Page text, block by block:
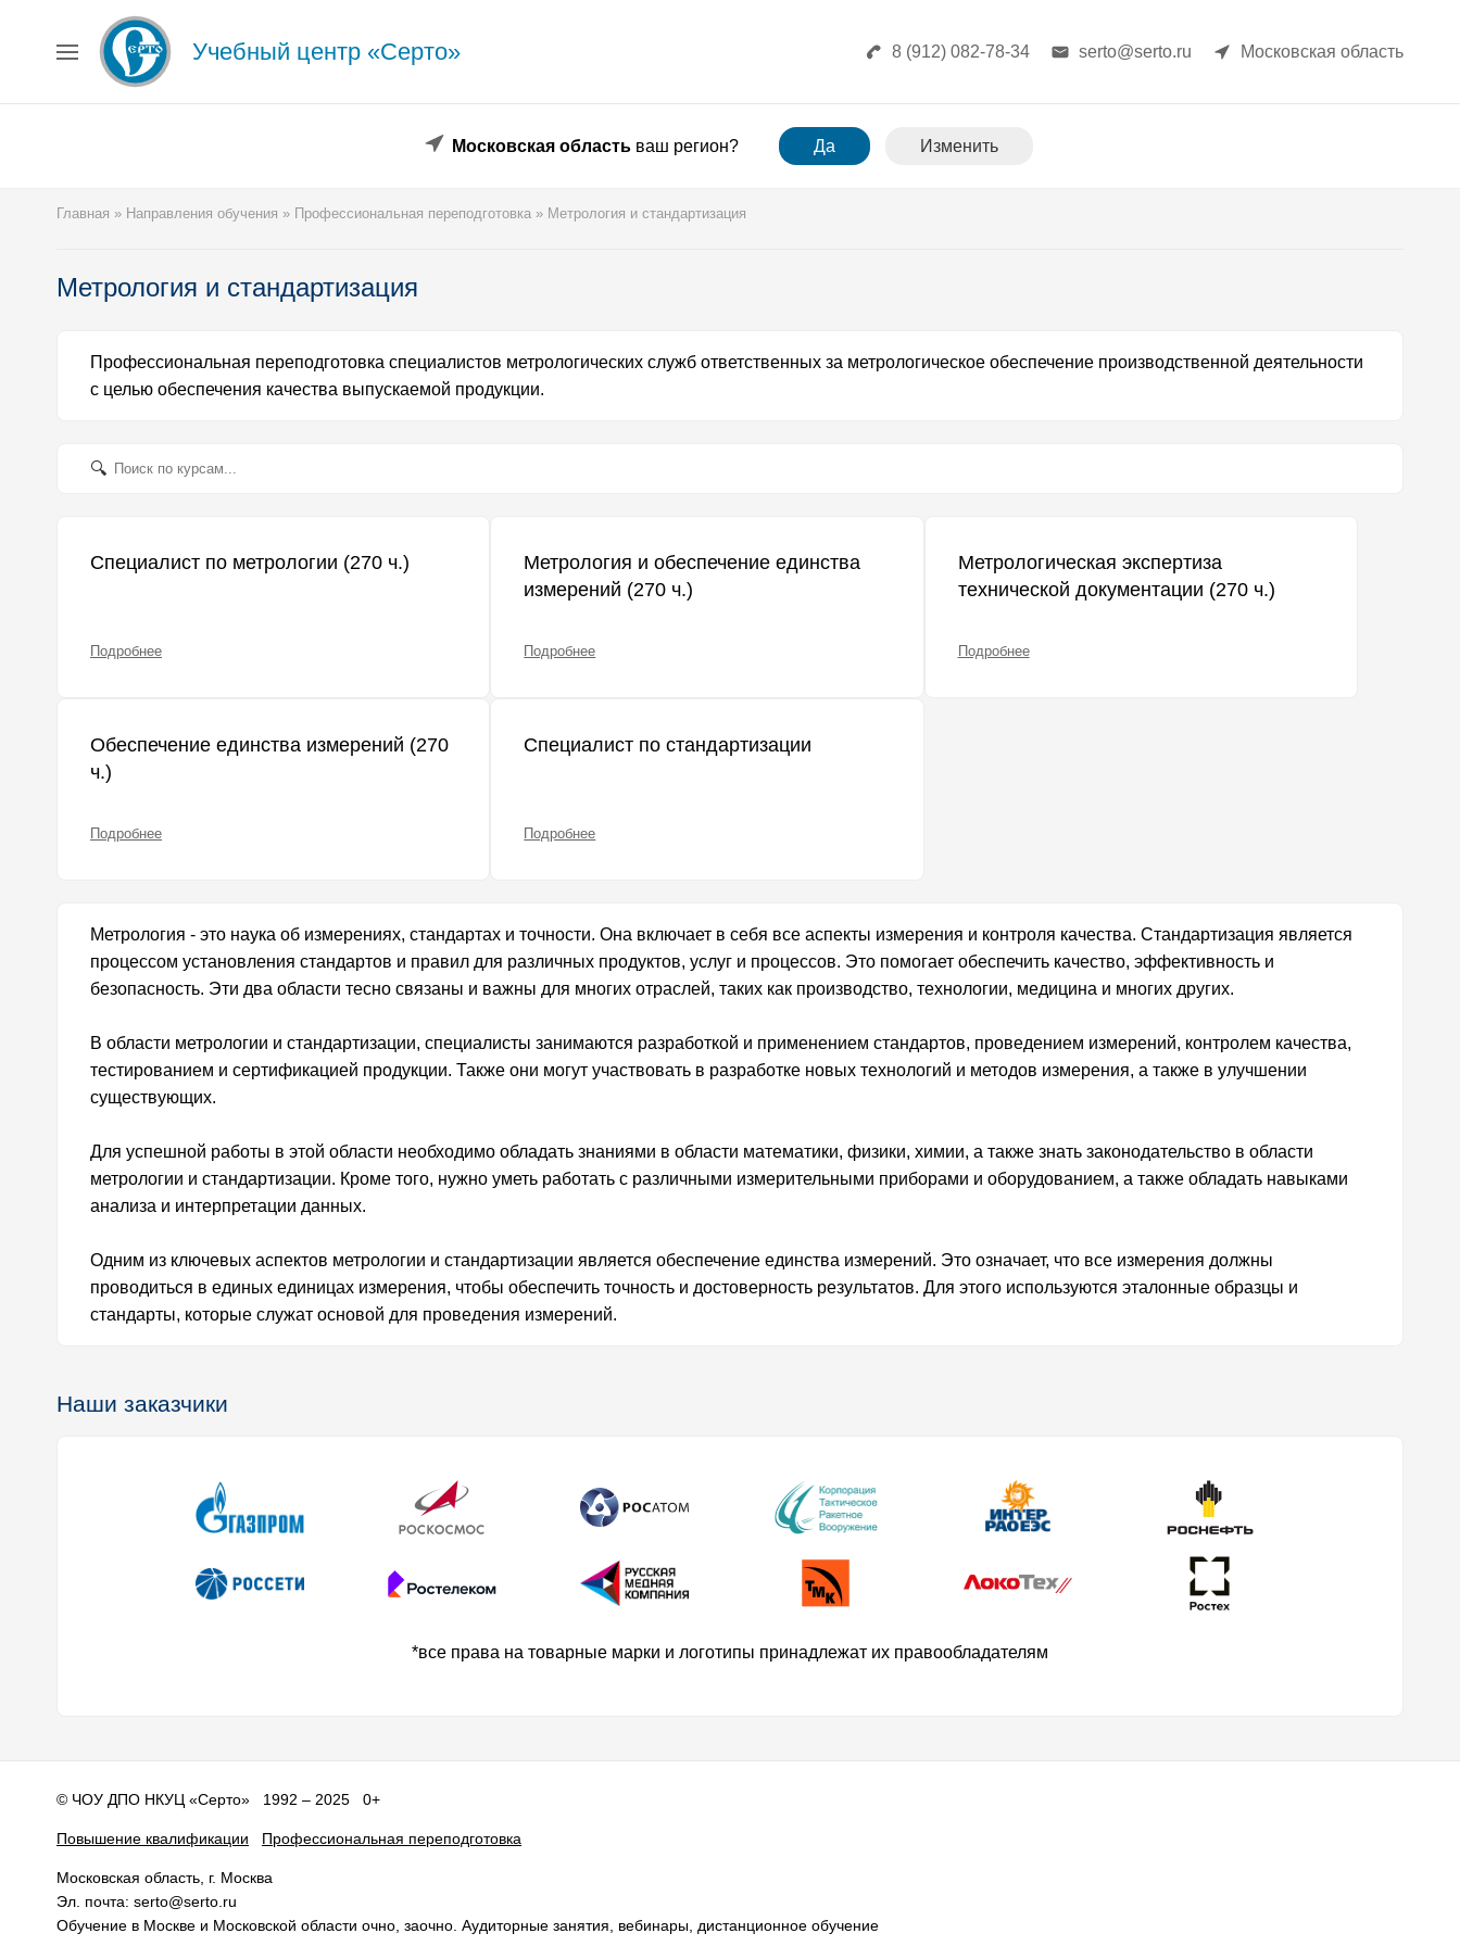
Учебный центр «Серто» 8 (912) 082-78-34 serto@serto.ru Московская область
Московская областьваш регион? Да Изменить
Главная » Направления обучения » Профессиональная переподготовка » Метрология и стандартизация
Метрология и стандартизация
Профессиональная переподготовка специалистов метрологических служб ответственных за метрологическое обеспечение производственной деятельности
с целью обеспечения качества выпускаемой продукции.
Специалист по метрологии (270 ч.)
Подробнее
Метрология и обеспечение единства
измерений (270 ч.)
Подробнее
Метрологическая экспертиза
технической документации (270 ч.)
Подробнее
Обеспечение единства измерений (270
ч.)
Подробнее
Специалист по стандартизации
Подробнее
Метрология - это наука об измерениях, стандартах и точности. Она включает в себя все аспекты измерения и контроля качества. Стандартизация является
процессом установления стандартов и правил для различных продуктов, услуг и процессов. Это помогает обеспечить качество, эффективность и
безопасность. Эти два области тесно связаны и важны для многих отраслей, таких как производство, технологии, медицина и многих других.
В области метрологии и стандартизации, специалисты занимаются разработкой и применением стандартов, проведением измерений, контролем качества,
тестированием и сертификацией продукции. Также они могут участвовать в разработке новых технологий и методов измерения, а также в улучшении
существующих.
Для успешной работы в этой области необходимо обладать знаниями в области математики, физики, химии, а также знать законодательство в области
метрологии и стандартизации. Кроме того, нужно уметь работать с различными измерительными приборами и оборудованием, а также обладать навыками
анализа и интерпретации данных.
Одним из ключевых аспектов метрологии и стандартизации является обеспечение единства измерений. Это означает, что все измерения должны
проводиться в единых единицах измерения, чтобы обеспечить точность и достоверность результатов. Для этого используются эталонные образцы и
стандарты, которые служат основой для проведения измерений.
Наши заказчики
*все права на товарные марки и логотипы принадлежат их правообладателям
© ЧОУ ДПО НКУЦ «Серто» 1992 – 2025 0+
Повышение квалификации Профессиональная переподготовка
Московская область, г. Москва
Эл. почта: serto@serto.ru
Обучение в Москве и Московской области очно, заочно. Аудиторные занятия, вебинары, дистанционное обучение
Главная
Сведения об образовательной организации
Образец диплома
Аттестация поверителей
Новости
Реквизиты